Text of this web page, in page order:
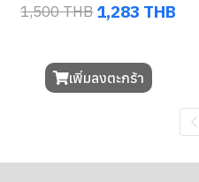
1,500 THB 1,283 THB
เพิ่มลงตะกร้า